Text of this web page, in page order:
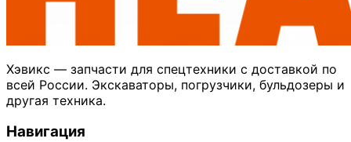
Хэвикс — запчасти для спецтехники с доставкой по
всей России. Экскаваторы, погрузчики, бульдозеры и
другая техника.
Навигация